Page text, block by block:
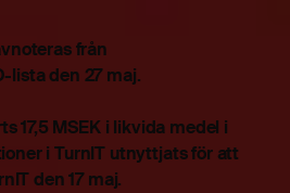
från
lista den 27 maj.
17,5 MSEK i likvida medel i
i TurnIT utnyttjats för att
den 17 maj.